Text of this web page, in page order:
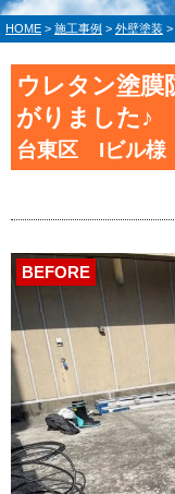
HOME > 施工事例 > 外壁塗装 >
ウレタン塗膜
がりました♪
台東区 Iビル様
BEFORE